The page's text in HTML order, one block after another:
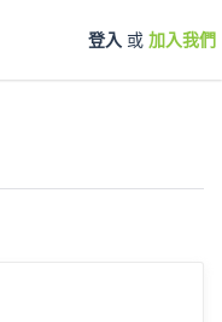
登入 或 加入我們